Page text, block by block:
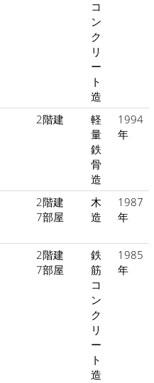
コ
ン
ク
リ
ー
ト
造
2階建
軽
量
鉄
骨
造
1994
年
2階建
7部屋
木
造
1987
年
2階建
7部屋
鉄
筋
コ
ン
ク
リ
ー
ト
造
1985
年